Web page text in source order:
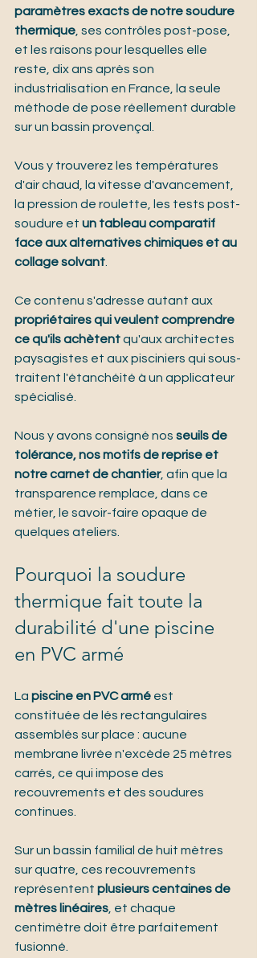
paramètres exacts de notre soudure
thermique, ses contrôles post-pose,
et les raisons pour lesquelles elle
reste, dix ans après son
industrialisation en France, la seule
méthode de pose réellement durable
sur un bassin provençal.
Vous y trouverez les températures
d'air chaud, la vitesse d'avancement,
la pression de roulette, les tests post-
soudure et un tableau comparatif
face aux alternatives chimiques et au
collage solvant.
Ce contenu s'adresse autant aux
propriétaires qui veulent comprendre
ce qu'ils achètent qu'aux architectes
paysagistes et aux pisciniers qui sous-
traitent l'étanchéité à un applicateur
spécialisé.
Nous y avons consigné nos seuils de
tolérance, nos motifs de reprise et
notre carnet de chantier, afin que la
transparence remplace, dans ce
métier, le savoir-faire opaque de
quelques ateliers.
Pourquoi la soudure
thermique fait toute la
durabilité d'une piscine
en PVC armé
La piscine en PVC armé est
constituée de lés rectangulaires
assemblés sur place : aucune
membrane livrée n'excède 25 mètres
carrés, ce qui impose des
recouvrements et des soudures
continues.
Sur un bassin familial de huit mètres
sur quatre, ces recouvrements
représentent plusieurs centaines de
mètres linéaires, et chaque
centimètre doit être parfaitement
fusionné.